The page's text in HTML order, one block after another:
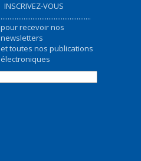
INSCRIVEZ-VOUS
...................................................
pour recevoir nos
newsletters
et toutes nos publications
électroniques